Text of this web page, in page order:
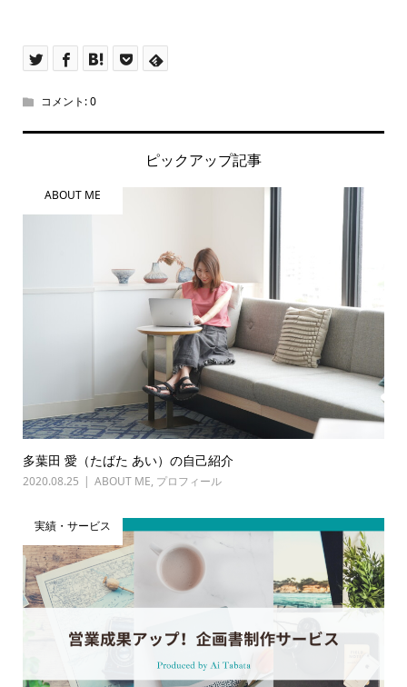
コメント:0
ピックアップ記事
ABOUT ME
多葉田 愛（たばた あい）の自己紹介
2020.08.25 ABOUT ME, プロフィール
実績・サービス